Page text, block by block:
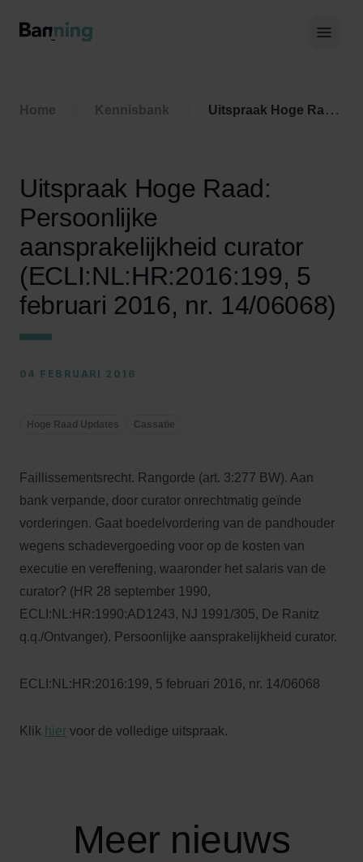
Home Kennisbank Uitspraak Hoge Raad: Persoonlijke aansprakelijkheid curator (ECLI:NL:HR:2016:199, 5 februari 2016, nr. 14/06068)
Uitspraak Hoge Raad:
Persoonlijke
aansprakelijkheid curator
(ECLI:NL:HR:2016:199, 5
februari 2016, nr. 14/06068)
04 FEBRUARI 2016
Hoge Raad Updates Cassatie
Faillissementsrecht. Rangorde (art. 3:277 BW). Aan
bank verpande, door curator onrechtmatig geïnde
vorderingen. Gaat boedelvordering van de pandhouder
wegens schadevergoeding voor op de kosten van
executie en vereffening, waaronder het salaris van de
curator? (HR 28 september 1990,
ECLI:NL:HR:1990:AD1243, NJ 1991/305, De Ranitz
q.q./Ontvanger). Persoonlijke aansprakelijkheid curator.
ECLI:NL:HR:2016:199, 5 februari 2016, nr. 14/06068
Klik hier voor de volledige uitspraak.
Meer nieuws